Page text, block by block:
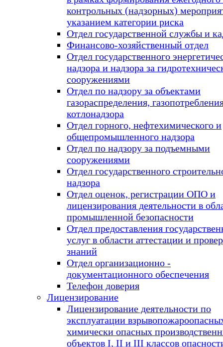
контрольных (надзорных)
указанием категории риска
Отдел государственной службы и
Финансово-хозяйственный отдел
Отдел государственного
надзора и надзора за
сооружениями
Отдел по надзору за объектами
газораспределения,
котлонадзора
Отдел горного, нефтехимического и
общепромышленного надзора
Отдел по надзору за подъемными
сооружениями
Отдел государственного
надзора
Отдел оценок, регистрации ОПО и
лицензирования деятельности в
промышленной безопасности
Отдел предоставления
услуг в области аттестации и
знаний
Отдел организационно -
документационного обеспечения
Телефон доверия
Лицензирование
Лицензирование деятельности по
эксплуатации
химически опасных
объектов I, II и III классов